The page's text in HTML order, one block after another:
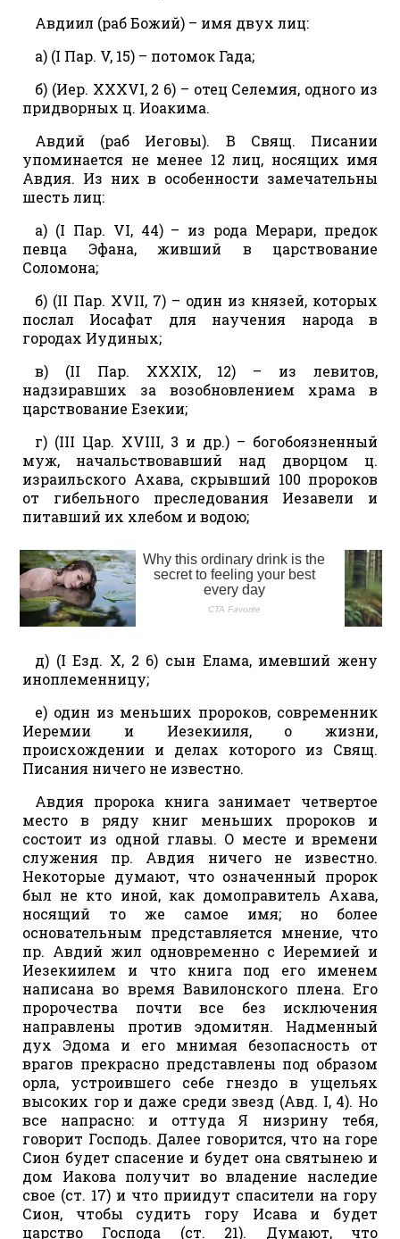
Авдиил (раб Божий) – имя двух лиц:
а) (I Пар. V, 15) – потомок Гада;
б) (Иер. XXXVI, 2 6) – отец Селемия, одного из
придворных ц. Иоакима.
Авдий (раб Иеговы). В Свящ. Писании
упоминается не менее 12 лиц, носящих имя
Авдия. Из них в особенности замечательны
шесть лиц:
а) (I Пар. VI, 44) – из рода Мерари, предок
певца Эфана, живший в царствование
Соломона;
б) (II Пар. XVII, 7) – один из князей, которых
послал Иосафат для научения народа в
городах Иудиных;
в) (II Пар. XXXIX, 12) – из левитов,
надзиравших за возобновлением храма в
царствование Езекии;
г) (III Цар. XVIII, 3 и др.) – богобоязненный
муж, начальствовавший над дворцом ц.
израильского Ахава, скрывший 100 пророков
от гибельного преследования Иезавели и
питавший их хлебом и водою;
д) (I Езд. X, 2 6) сын Елама, имевший жену
иноплеменницу;
е) один из меньших пророков, современник
Иеремии и Иезекииля, о жизни,
происхождении и делах которого из Свящ.
Писания ничего не известно.
Авдия пророка книга занимает четвертое
место в ряду книг меньших пророков и
состоит из одной главы. О месте и времени
служения пр. Авдия ничего не известно.
Некоторые думают, что означенный пророк
был не кто иной, как домоправитель Ахава,
носящий то же самое имя; но более
основательным представляется мнение, что
пр. Авдий жил одновременно с Иеремией и
Иезекиилем и что книга под его именем
написана во время Вавилонского плена. Его
пророчества почти все без исключения
направлены против эдомитян. Надменный
дух Эдома и его мнимая безопасность от
врагов прекрасно представлены под образом
орла, устроившего себе гнездо в ущельях
высоких гор и даже среди звезд (Авд. I, 4). Но
все напрасно: и оттуда Я низрину тебя,
говорит Господь. Далее говорится, что на горе
Сион будет спасение и будет она святынею и
дом Иакова получит во владение наследие
свое (ст. 17) и что приидут спасители на гору
Сион, чтобы судить гору Исава и будет
царство Господа (ст. 21). Думают, что